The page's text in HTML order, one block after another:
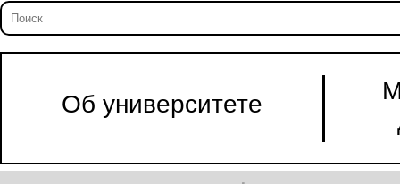
Об университете